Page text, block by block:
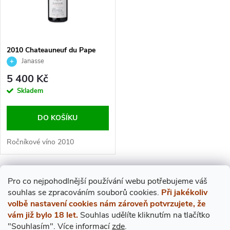
Pro co nejpohodlnější používání webu potřebujeme váš
souhlas se zpracováním souborů cookies. Při jakékoliv
volbě nastavení cookies nám zároveň potvrzujete, že
vám již bylo 18 let. Souhlas udělíte kliknutím na tlačítko
"Souhlasím". Více informacízde.
P
R
O
D
U
K
T
S
P
R
D
U
K
T
2010 Chateauneuf du Pape
Vieilles Vignes rouge, Janasse,
Janasse
5 400 Kč
Skladem
DO KOŠÍKU
Ročníkové víno 2010
O
V
L